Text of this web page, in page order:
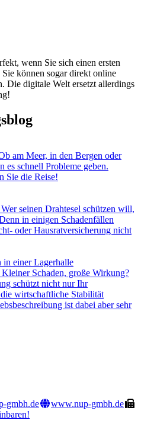
wenn Sie sich einen ersten
können sogar direkt online
Die digitale Welt ersetzt allerdings
am Meer, in den Bergen oder
es schnell Probleme geben.
Sie die Reise!
Wer seinen Drahtesel schützen will,
in einigen Schadenfällen
oder Hausratversicherung nicht
Schaden, große Wirkung?
schützt nicht nur Ihr
wirtschaftliche Stabilität
ist dabei aber sehr
gmbh.de
www.nup-gmbh.de